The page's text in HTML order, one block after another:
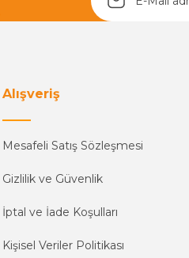
Alışveriş
Mesafeli Satış Sözleşmesi
Gizlilik ve Güvenlik
İptal ve İade Koşulları
Kişisel Veriler Politikası